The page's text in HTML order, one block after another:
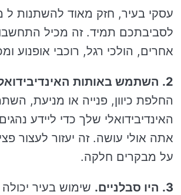
עסקי בעיר, חזק מאוד להשתנות ל
לסביבתכם תמיד. זה מכיל
אחרים, הולכי רגל, רוכבי אופנוע
2. השתמש באותות האינדיבידואלי שלך.
החלפת כיוון, פנייה או מניעת,
האינדיבידואלי שלך כדי ליידע
אתה אולי עושה. זה יעזור לעצור
על מבקרים חלקה.
3. היו סבלניים.
שימוש בעיר